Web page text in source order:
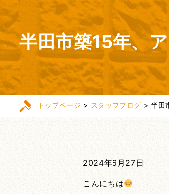
半田市築15年、
トップページ > スタッフブログ > 半田
2024年6月27日
こんにちは